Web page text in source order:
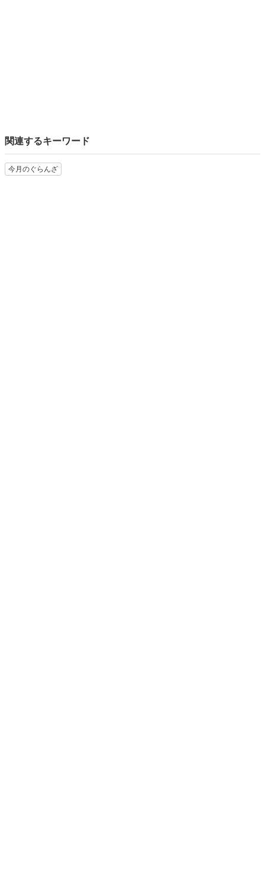
関連するキーワード
今月のぐらんざ